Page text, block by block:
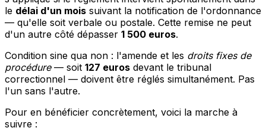
le délai d'un mois suivant la notification de l'ordonnance
— qu'elle soit verbale ou postale. Cette remise ne peut
d'un autre côté dépasser 1 500 euros.
Condition sine qua non : l'amende et les droits fixes de
procédure— soit 127 euros devant le tribunal
correctionnel — doivent être réglés simultanément. Pas
l'un sans l'autre.
Pour en bénéficier concrètement, voici la marche à
suivre :